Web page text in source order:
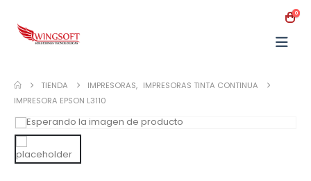
0
TIENDA IMPRESORAS, IMPRESORAS TINTA CONTINUA
IMPRESORA EPSON L3110